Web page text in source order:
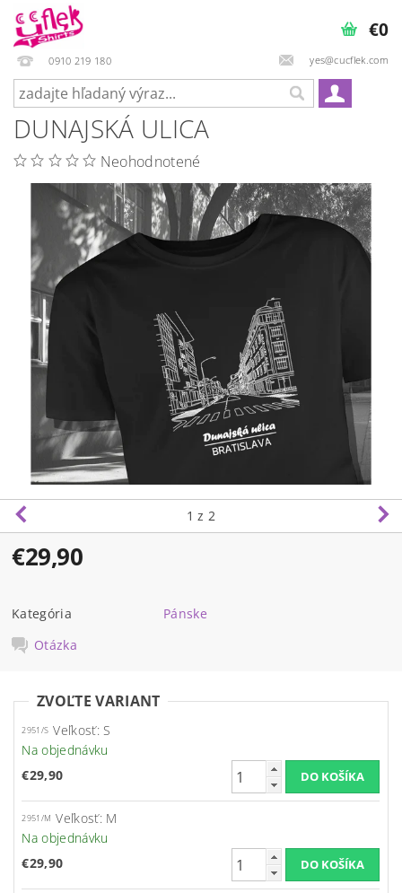
0910 219 180 yes@cucflek.com
€0
DUNAJSKÁ ULICA
Neohodnotené
1 z 2
€29,90
Kategória
Pánske
Otázka
ZVOĽTE VARIANT
2951/S Veľkosť: S
Na objednávku
€29,90
2951/M Veľkosť: M
Na objednávku
€29,90